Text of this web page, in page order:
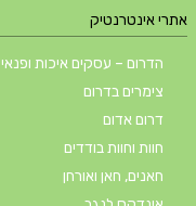
אתרי אינטרנטיק
הדרום – עסקים איכות ופנאי
צימרים בדרום
דרום אדום
חוות וחוות בודדים
חאנים, חאן ואורחן